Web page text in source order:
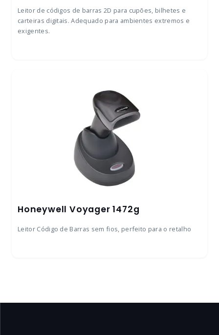
Leitor de códigos de barras 2D para cupões, bilhetes e
carteiras digitais. Adequado para ambientes extremos e
exigentes.
Honeywell Voyager 1472g
Leitor Código de Barras sem fios, perfeito para o retalho